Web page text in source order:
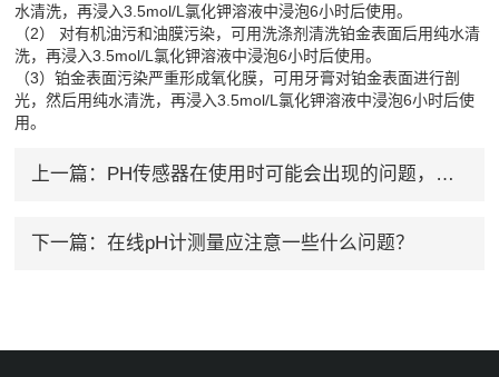
水清洗，再浸入3.5mol/L氯化钾溶液中浸泡6小时后使用。
（2） 对有机油污和油膜污染，可用洗涤剂清洗铂金表面后用纯水清
洗，再浸入3.5mol/L氯化钾溶液中浸泡6小时后使用。
（3）铂金表面污染严重形成氧化膜，可用牙膏对铂金表面进行剖
光，然后用纯水清洗，再浸入3.5mol/L氯化钾溶液中浸泡6小时后使
用。
上一篇： PH传感器在使用时可能会出现的问题，如何解决？
下一篇： 在线pH计测量应注意一些什么问题？